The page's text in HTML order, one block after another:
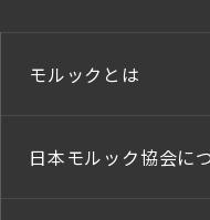
モルックとは
日本モルック協会に